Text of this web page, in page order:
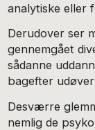
analytiske eller
Derudover ser
gennemgået
sådanne
bagefter
Desværre
nemlig de